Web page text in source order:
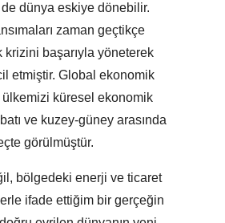
dünya eskiye dönebilir.
zaman geçtikçe
krizini başarıyla yöneterek
etmiştir. Global ekonomik
küresel ekonomik
ve kuzey-güney arasında
görülmüştür.
bölgedeki enerji ve ticaret
ifade ettiğim bir gerçeğin